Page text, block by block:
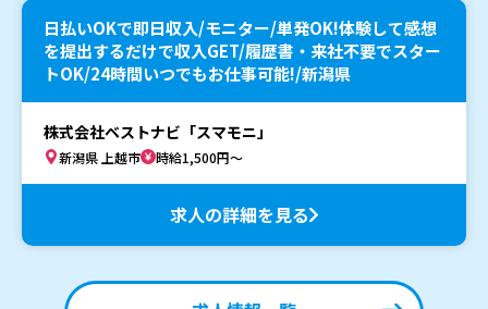
日払いOKで即日収入/モニター/単発OK!体験して感想
を提出するだけで収入GET/履歴書・来社不要でスター
トOK/24時間いつでもお仕事可能!/新潟県
株式会社ベストナビ「スマモニ」
新潟県 上越市 時給1,500円～
求人の詳細を見る